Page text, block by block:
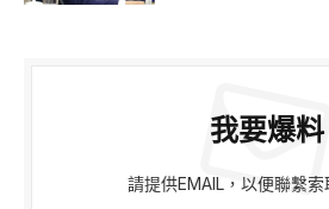
我要爆料
請提供EMAIL，以便聯繫